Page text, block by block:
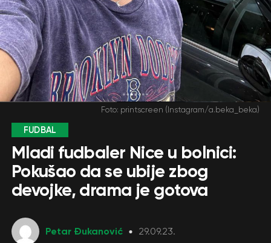
Foto: printscreen (Instagram/a.beka_beka)
FUDBAL
Mladi fudbaler Nice u bolnici:
Pokušao da se ubije zbog
devojke, drama je gotova
Petar Đukanović 29.09.23.